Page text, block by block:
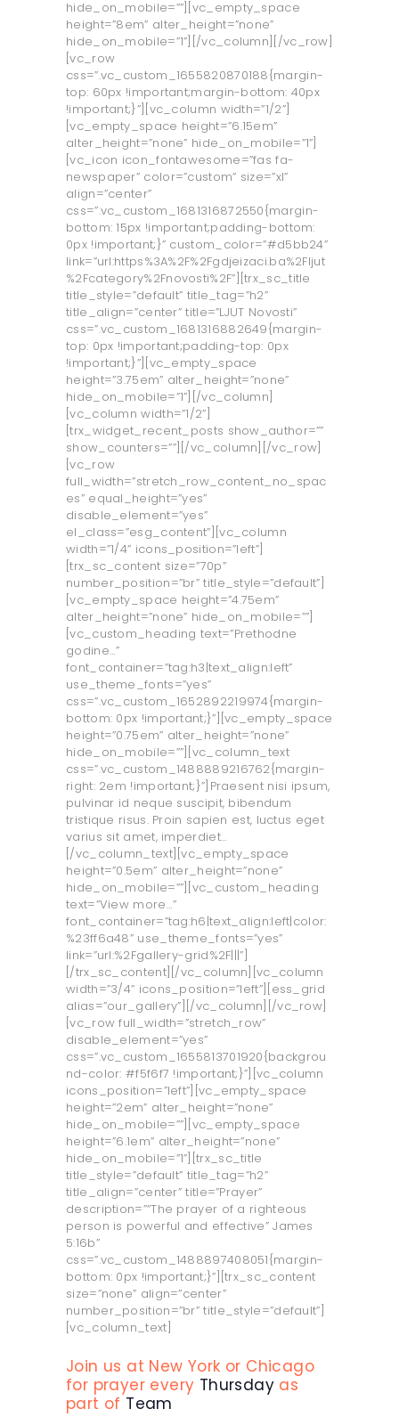
hide_on_mobile=””][vc_empty_space
height=”8em” alter_height=”none”
hide_on_mobile=”1”][/vc_column][/vc_row]
[vc_row
css=”.vc_custom_1655820870188{margin-
top: 60px !important;margin-bottom: 40px
!important;}”][vc_column width=”1/2”]
[vc_empty_space height=”6.15em”
alter_height=”none” hide_on_mobile=”1”]
[vc_icon icon_fontawesome=”fas fa-
newspaper” color=”custom” size=”xl”
align=”center”
css=”.vc_custom_1681316872550{margin-
bottom: 15px !important;padding-bottom:
0px !important;}” custom_color=”#d5bb24”
link=”url:https%3A%2F%2Fgdjeizaci.ba%2Fljut
%2Fcategory%2Fnovosti%2F”][trx_sc_title
title_style=”default” title_tag=”h2”
title_align=”center” title=”LJUT Novosti”
css=”.vc_custom_1681316882649{margin-
top: 0px !important;padding-top: 0px
!important;}”][vc_empty_space
height=”3.75em” alter_height=”none”
hide_on_mobile=”1”][/vc_column]
[vc_column width=”1/2”]
[trx_widget_recent_posts show_author=””
show_counters=””][/vc_column][/vc_row]
[vc_row
full_width=”stretch_row_content_no_spac
es” equal_height=”yes”
disable_element=”yes”
el_class=”esg_content”][vc_column
width=”1/4” icons_position=”left”]
[trx_sc_content size=”70p”
number_position=”br” title_style=”default”]
[vc_empty_space height=”4.75em”
alter_height=”none” hide_on_mobile=””]
[vc_custom_heading text=”Prethodne
godine…”
font_container=”tag:h3|text_align:left”
use_theme_fonts=”yes”
css=”.vc_custom_1652892219974{margin-
bottom: 0px !important;}”][vc_empty_space
height=”0.75em” alter_height=”none”
hide_on_mobile=””][vc_column_text
css=”.vc_custom_1488889216762{margin-
right: 2em !important;}”]Praesent nisi ipsum,
pulvinar id neque suscipit, bibendum
tristique risus. Proin sapien est, luctus eget
varius sit amet, imperdiet…
[/vc_column_text][vc_empty_space
height=”0.5em” alter_height=”none”
hide_on_mobile=””][vc_custom_heading
text=”View more…”
font_container=”tag:h6|text_align:left|color:
%23ff6a48” use_theme_fonts=”yes”
link=”url:%2Fgallery-grid%2F|||”]
[/trx_sc_content][/vc_column][vc_column
width=”3/4” icons_position=”left”][ess_grid
alias=”our_gallery”][/vc_column][/vc_row]
[vc_row full_width=”stretch_row”
disable_element=”yes”
css=”.vc_custom_1655813701920{backgrou
nd-color: #f5f6f7 !important;}”][vc_column
icons_position=”left”][vc_empty_space
height=”2em” alter_height=”none”
hide_on_mobile=””][vc_empty_space
height=”6.1em” alter_height=”none”
hide_on_mobile=”1”][trx_sc_title
title_style=”default” title_tag=”h2”
title_align=”center” title=”Prayer”
description=”“The prayer of a righteous
person is powerful and effective” James
5:16b”
css=”.vc_custom_1488897408051{margin-
bottom: 0px !important;}”][trx_sc_content
size=”none” align=”center”
number_position=”br” title_style=”default”]
[vc_column_text]
Join us at New York or Chicago
for prayer every Thursday as
part of Team